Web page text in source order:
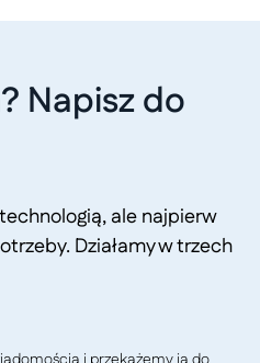
Napisz do
ale najpierw
Działamy w trzech